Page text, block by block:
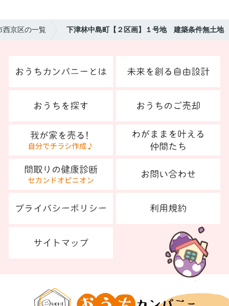
西京区の一覧 下津林中島町【２区画】１号地 建築条件無土地